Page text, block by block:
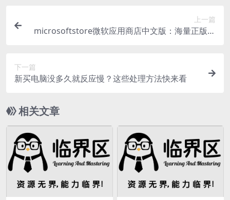
上一篇
microsoftstore微软应用商店中文版：海量正版软
下一篇
新买电脑没多久就反应慢？这些处理方法快来看
相关文章